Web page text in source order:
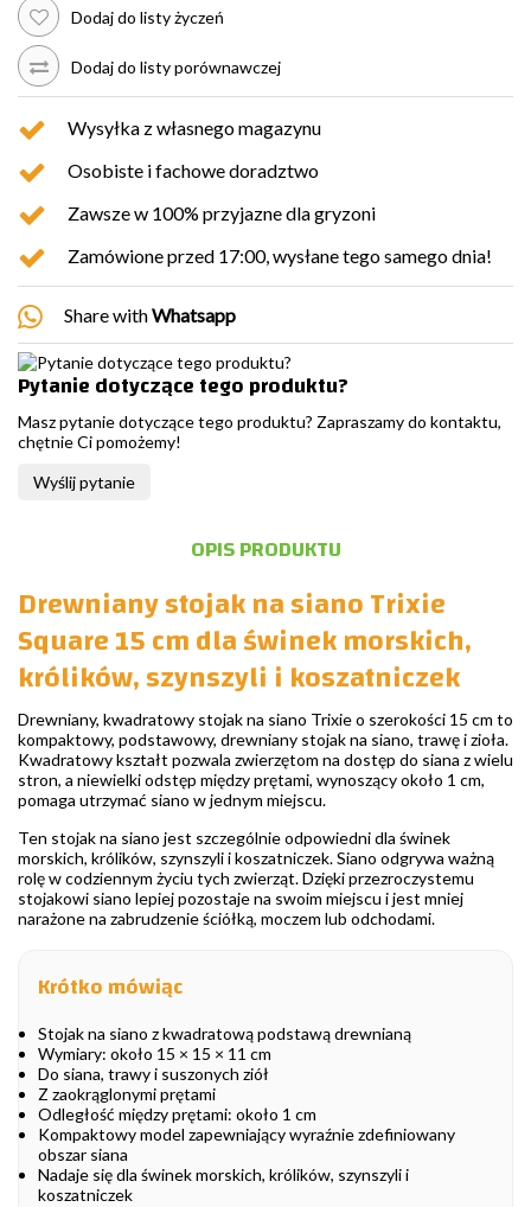
Dodaj do listy życzeń
Dodaj do listy porównawczej
Wysyłka z własnego magazynu
Osobiste i fachowe doradztwo
Zawsze w 100% przyjazne dla gryzoni
Zamówione przed 17:00, wysłane tego samego dnia!
Share withWhatsapp
Pytanie dotyczące tego produktu?
Masz pytanie dotyczące tego produktu? Zapraszamy do kontaktu,
chętnie Ci pomożemy!
Wyślij pytanie
OPIS PRODUKTU
Drewniany stojak na siano Trixie
Square 15 cm dla świnek morskich,
królików, szynszyli i koszatniczek
Drewniany, kwadratowy stojak na siano Trixie o szerokości 15 cm to
kompaktowy, podstawowy, drewniany stojak na siano, trawę i zioła.
Kwadratowy kształt pozwala zwierzętom na dostęp do siana z wielu
stron, a niewielki odstęp między prętami, wynoszący około 1 cm,
pomaga utrzymać siano w jednym miejscu.
Ten stojak na siano jest szczególnie odpowiedni dla świnek
morskich, królików, szynszyli i koszatniczek. Siano odgrywa ważną
rolę w codziennym życiu tych zwierząt. Dzięki przezroczystemu
stojakowi siano lepiej pozostaje na swoim miejscu i jest mniej
narażone na zabrudzenie ściółką, moczem lub odchodami.
Krótko mówiąc
Stojak na siano z kwadratową podstawą drewnianą
Wymiary: około 15 × 15 × 11 cm
Do siana, trawy i suszonych ziół
Z zaokrąglonymi prętami
Odległość między prętami: około 1 cm
Kompaktowy model zapewniający wyraźnie zdefiniowany
obszar siana
Nadaje się dla świnek morskich, królików, szynszyli i
koszatniczek